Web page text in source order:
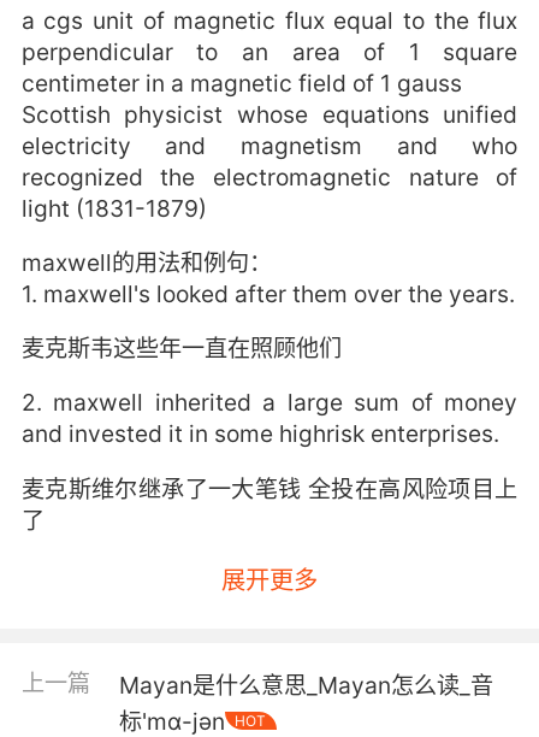
a cgs unit of magnetic flux equal to the flux
perpendicular to an area of 1 square
centimeter in a magnetic field of 1 gauss
Scottish physicist whose equations unified
electricity and magnetism and who
recognized the electromagnetic nature of
light (1831-1879)
maxwell的用法和例句：
1. maxwell's looked after them over the years.
麦克斯韦这些年一直在照顾他们
2. maxwell inherited a large sum of money
and invested it in some highrisk enterprises.
麦克斯维尔继承了一大笔钱 全投在高风险项目上
了
展开更多
上一篇
Mayan是什么意思_Mayan怎么读_音
标'mɑ-jən
HOT